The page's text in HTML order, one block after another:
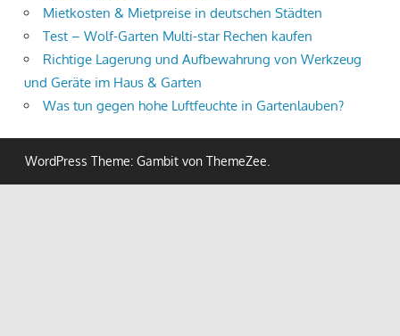
Mietkosten & Mietpreise in deutschen Städten
Test – Wolf-Garten Multi-star Rechen kaufen
Richtige Lagerung und Aufbewahrung von Werkzeug
und Geräte im Haus & Garten
Was tun gegen hohe Luftfeuchte in Gartenlauben?
WordPress Theme: Gambit von ThemeZee.